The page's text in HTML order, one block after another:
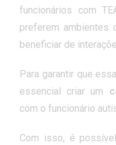
funcionários com
preferem ambientes
beneficiar de
Para garantir que
essencial criar um
com o funcionário
Com isso, é